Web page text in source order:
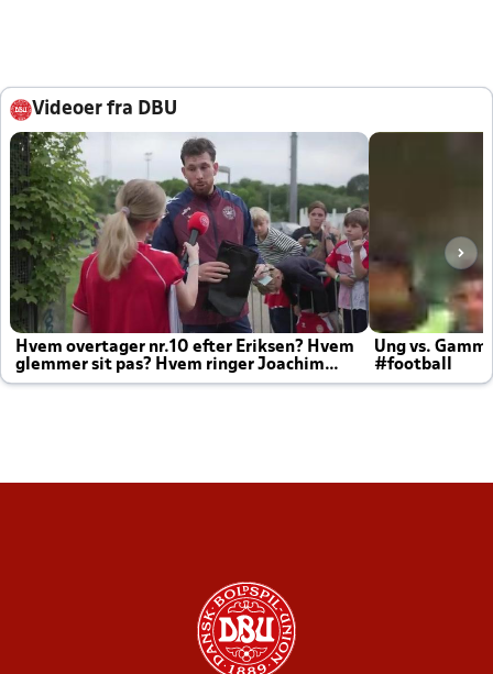
Videoer fra DBU
Hvem overtager nr.10 efter Eriksen? Hvem
glemmer sit pas? Hvem ringer Joachim
altid til efter kampe?
Ung vs.
#football